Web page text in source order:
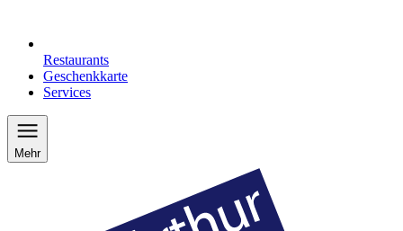
Restaurants
Geschenkkarte
Services
Mehr